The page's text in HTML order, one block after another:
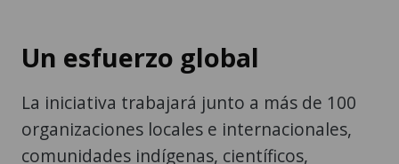
Un esfuerzo global
La iniciativa trabajará junto a más de 100
organizaciones locales e internacionales,
comunidades indígenas, científicos,